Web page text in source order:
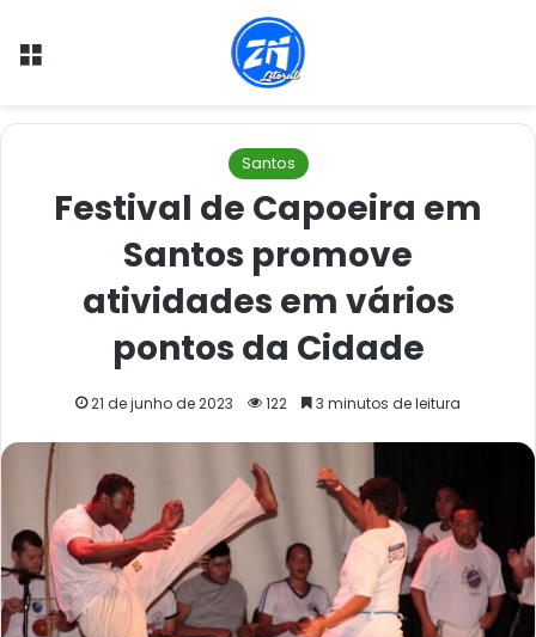
Menu
Santos
Festival de Capoeira em
Santos promove
atividades em vários
pontos da Cidade
21 de junho de 2023 122 3 minutos de leitura